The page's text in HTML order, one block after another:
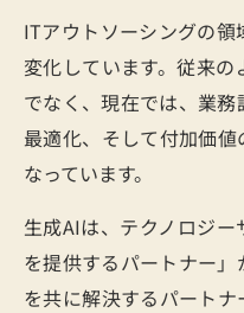
ITアウトソーシングの
変化しています。従来
でなく、現在では、業
最適化、そして付加価
なっています。
生成AIは、テクノロジ
を提供するパートナー
を共に解決するパート